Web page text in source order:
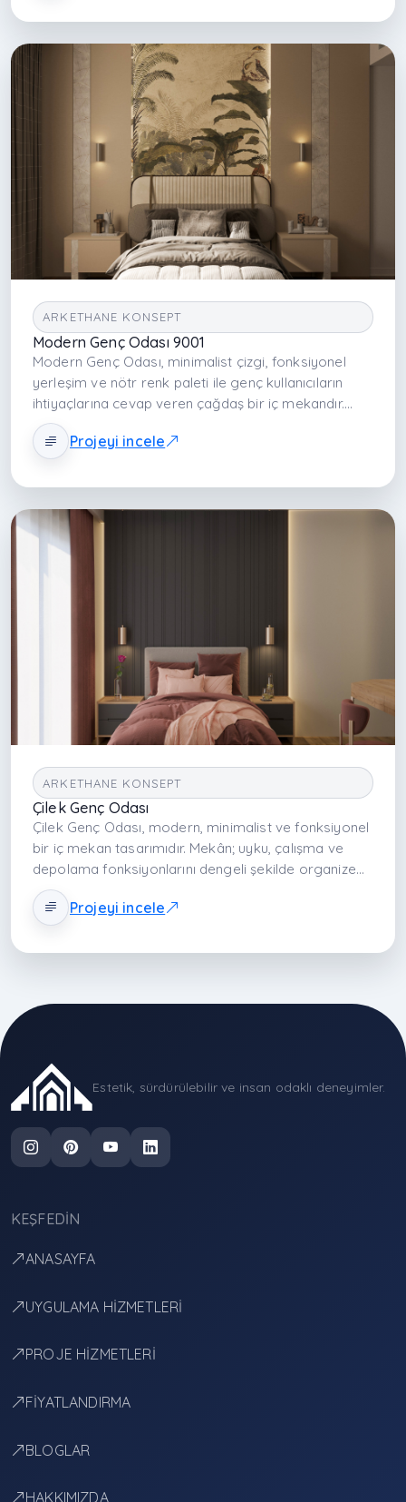
estetik ve yaşam kalitesiyle donatılır.
ARKETHANE KONSEPT
Modern Genç Odası 9001
Modern Genç Odası, minimalist çizgi, fonksiyonel
yerleşim ve nötr renk paleti ile genç kullanıcıların
ihtiyaçlarına cevap veren çağdaş bir iç mekandır.
Oda; uyku, çalışma ve depolama fonksiyonlarını net
şekilde organize ederek ferah, kullanışlı ve estetik bir
Projeyi incele
ARKETHANE KONSEPT
Çilek Genç Odası
Çilek Genç Odası, modern, minimalist ve fonksiyonel
bir iç mekan tasarımıdır. Mekân; uyku, çalışma ve
depolama fonksiyonlarını dengeli şekilde organize
eder. Nötr tonlar, sade çizgiler ve dengeli yerleşim ile
genç kullanıcıya sakin, verimli ve esnek bir yaşam
Projeyi incele
Estetik, sürdürülebilir ve insan odaklı deneyimler.
KEŞFEDIN
ANASAYFA
UYGULAMA HİZMETLERİ
PROJE HİZMETLERİ
FİYATLANDIRMA
BLOGLAR
HAKKIMIZDA